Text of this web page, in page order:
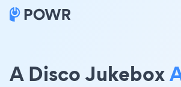
A Disco Jukebox